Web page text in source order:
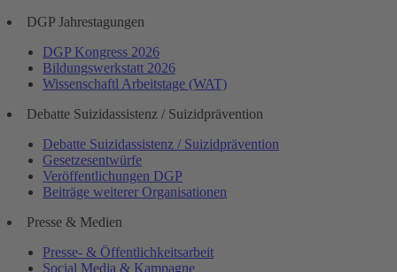
DGP Jahrestagungen
DGP Kongress 2026
Bildungswerkstatt 2026
Wissenschaftl Arbeitstage (WAT)
Debatte Suizidassistenz / Suizidprävention
Debatte Suizidassistenz / Suizidprävention
Gesetzesentwürfe
Veröffentlichungen DGP
Beiträge weiterer Organisationen
Presse & Medien
Presse- & Öffentlichkeitsarbeit
Social Media & Kampagne